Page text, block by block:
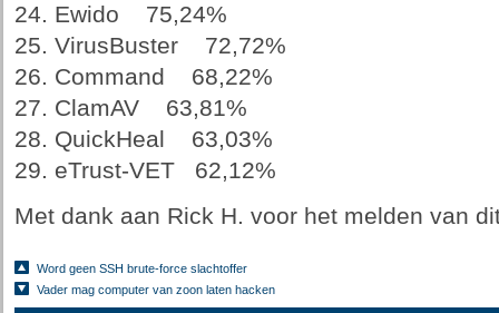
24. Ewido 75,24%
25. VirusBuster 72,72%
26. Command 68,22%
27. ClamAV 63,81%
28. QuickHeal 63,03%
29. eTrust-VET 62,12%
Met dank aan Rick H. voor het melden van
Word geen SSH brute-force slachtoffer
Vader mag computer van zoon laten hacken